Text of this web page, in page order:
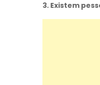
3. Existem